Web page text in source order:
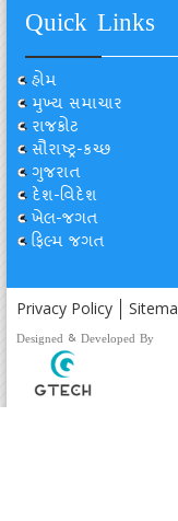
Quick Links
હોમ
મુખ્ય સમાચાર
રાજકોટ
સૌરાષ્ટ્ર-કચ્છ
ગુજરાત
દેશ-વિદેશ
ખેલ-જગત
ફિલ્મ જગત
Privacy Policy
Designed & Developed By